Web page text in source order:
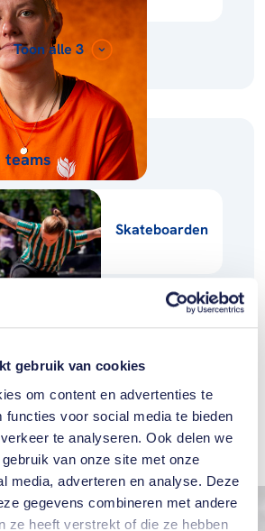
gebruik van cookies
om content en advertenties te
functies voor social media te bieden
te analyseren. Ook delen we
van onze site met onze
media, adverteren en analyse. Deze
gegevens combineren met andere
ze heeft verstrekt of die ze hebben
Toon alle 3
Skateboarden
Toon alle